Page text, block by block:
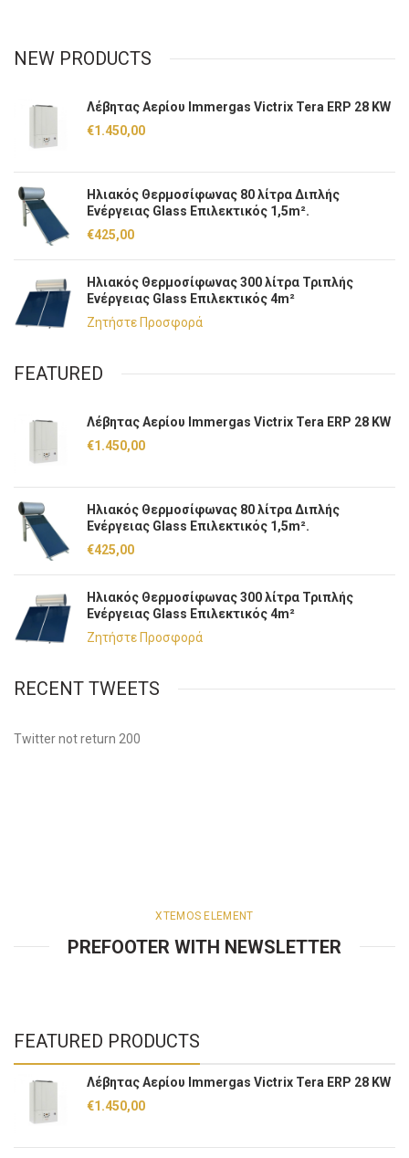
NEW PRODUCTS
Λέβητας Αερίου Immergas Victrix Tera ERP 28 KW
€1.450,00
Ηλιακός Θερμοσίφωνας 80 λίτρα Διπλής
Ενέργειας Glass Επιλεκτικός 1,5m².
€425,00
Ηλιακός Θερμοσίφωνας 300 λίτρα Τριπλής
Ενέργειας Glass Επιλεκτικός 4m²
Ζητήστε Προσφορά
FEATURED
Λέβητας Αερίου Immergas Victrix Tera ERP 28 KW
€1.450,00
Ηλιακός Θερμοσίφωνας 80 λίτρα Διπλής
Ενέργειας Glass Επιλεκτικός 1,5m².
€425,00
Ηλιακός Θερμοσίφωνας 300 λίτρα Τριπλής
Ενέργειας Glass Επιλεκτικός 4m²
Ζητήστε Προσφορά
RECENT TWEETS
Twitter not return 200
XTEMOS ELEMENT
PREFOOTER WITH NEWSLETTER
FEATURED PRODUCTS
Λέβητας Αερίου Immergas Victrix Tera ERP 28 KW
€1.450,00